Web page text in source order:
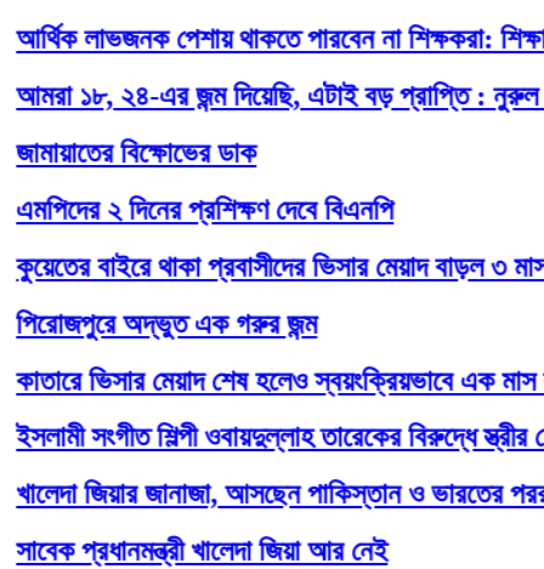
লাভজনক পেশায় থাকতে পারবেন না শিক্ষকরা: শিক্ষা মন্ত্রী
১৮, ২৪-এর জন্ম দিয়েছি, এটাই বড় প্রাপ্তি : নুরুল হক
বিক্ষোভের ডাক
২ দিনের প্রশিক্ষণ দেবে বিএনপি
বাইরে থাকা প্রবাসীদের ভিসার মেয়াদ বাড়ল ৩ মাস
অদ্ভুত এক গরুর জন্ম
ভিসার মেয়াদ শেষ হলেও স্বয়ংক্রিয়ভাবে এক মাস বাড়ছে
সংগীত শিল্পী ওবায়দুল্লাহ তারেকের বিরুদ্ধে স্ত্রীর
জিয়ার জানাজা, আসছেন পাকিস্তান ও ভারতের
প্রধানমন্ত্রী খালেদা জিয়া আর নেই